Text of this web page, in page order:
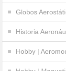
Globos
Historia
Hobby |